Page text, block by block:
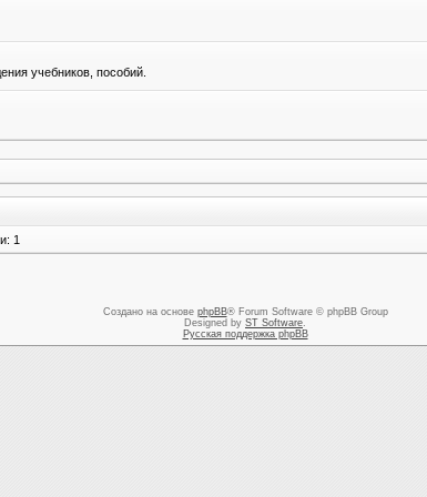
учебников, пособий.
1
Создано на основе phpBB® Forum Software © phpBB Group
Designed by ST Software.
Русская поддержка phpBB